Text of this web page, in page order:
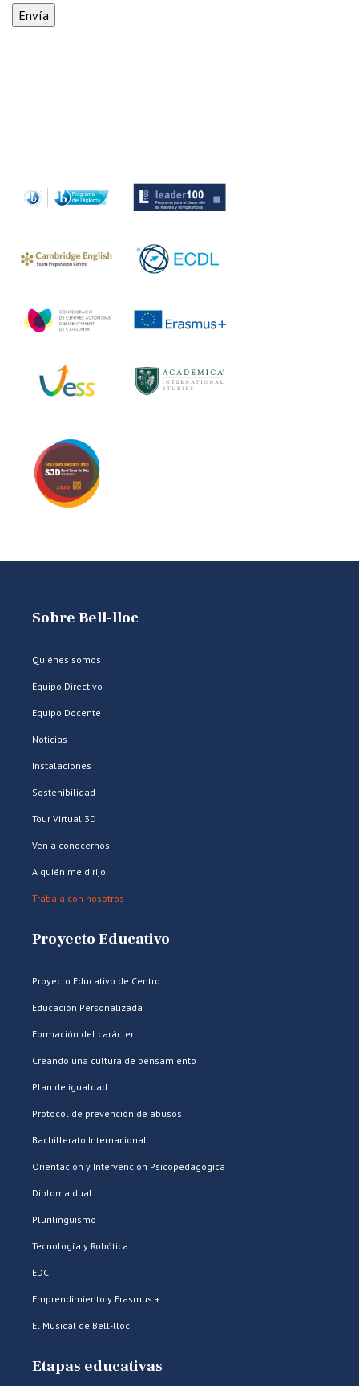
Sobre Bell-lloc
Quiénes somos
Equipo Directivo
Equipo Docente
Noticias
Instalaciones
Sostenibilidad
Tour Virtual 3D
Ven a conocernos
A quién me dirijo
Trabaja con nosotros
Proyecto Educativo
Proyecto Educativo de Centro
Educación Personalizada
Formación del carácter
Creando una cultura de pensamiento
Plan de igualdad
Protocol de prevención de abusos
Bachillerato Internacional
Orientación y Intervención Psicopedagógica
Diploma dual
Plurilingüismo
Tecnología y Robótica
EDC
Emprendimiento y Erasmus +
El Musical de Bell-lloc
Etapas educativas